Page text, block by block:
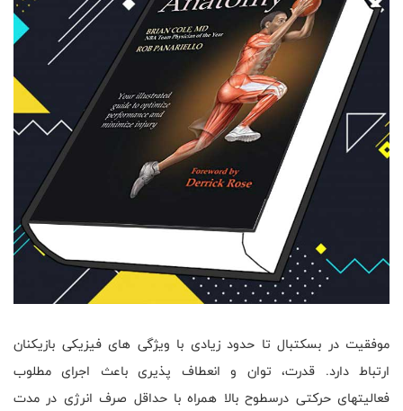
موفقیت در بسکتبال تا حدود زیادی با ویژگی های فیزیکی بازیکنان
ارتباط دارد. قدرت، توان و انعطاف پذیری باعث اجرای مطلوب
فعالیتهای حرکتی درسطوح بالا همراه با حداقل صرف انرژی در مدت